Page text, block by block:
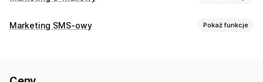
Rodzaje kampanii
Marketing SMS-owy Pokaż funkcje